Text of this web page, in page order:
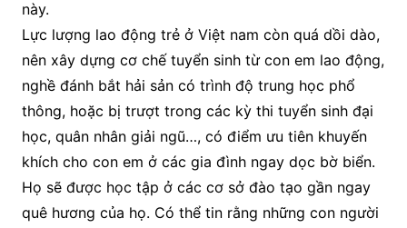
này.
Lực lượng lao động trẻ ở Việt nam còn quá dồi dào,
nên xây dựng cơ chế tuyển sinh từ con em lao động,
nghề đánh bắt hải sản có trình độ trung học phổ
thông, hoặc bị trượt trong các kỳ thi tuyển sinh đại
học, quân nhân giải ngũ…, có điểm ưu tiên khuyến
khích cho con em ở các gia đình ngay dọc bờ biển.
Họ sẽ được học tập ở các cơ sở đào tạo gần ngay
quê hương của họ. Có thể tin rằng những con người